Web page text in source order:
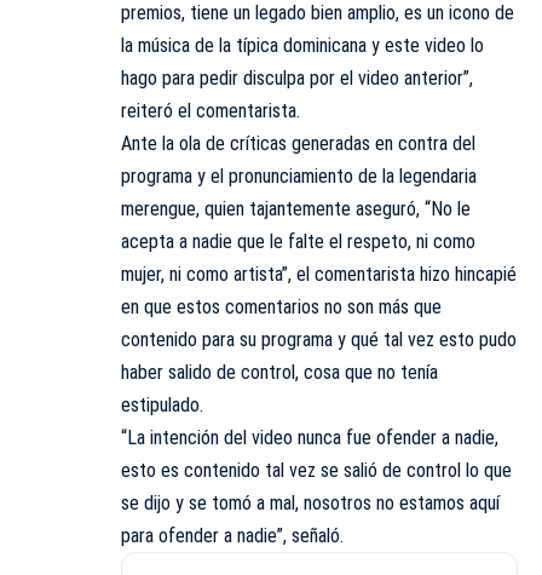
premios, tiene un legado bien amplio, es un icono de
la música de la típica dominicana y este video lo
hago para pedir disculpa por el video anterior”,
reiteró el comentarista.
Ante la ola de críticas generadas en contra del
programa y el pronunciamiento de la legendaria
merengue, quien tajantemente aseguró, “No le
acepta a nadie que le falte el respeto, ni como
mujer, ni como artista”, el comentarista hizo hincapié
en que estos comentarios no son más que
contenido para su programa y qué tal vez esto pudo
haber salido de control, cosa que no tenía
estipulado.
“La intención del video nunca fue ofender a nadie,
esto es contenido tal vez se salió de control lo que
se dijo y se tomó a mal, nosotros no estamos aquí
para ofender a nadie”, señaló.